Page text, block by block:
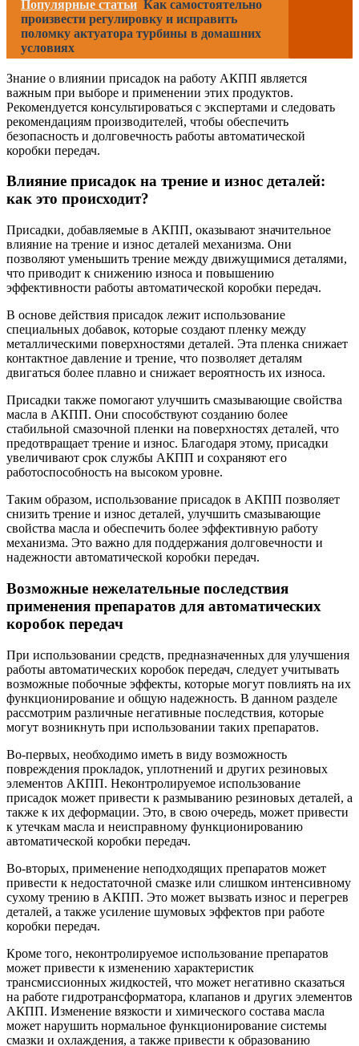
Популярные статьи Как самостоятельно
произвести регулировку и исправить
поломку актуатора турбины в домашних
условиях
Знание о влиянии присадок на работу АКПП является
важным при выборе и применении этих продуктов.
Рекомендуется консультироваться с экспертами и следовать
рекомендациям производителей, чтобы обеспечить
безопасность и долговечность работы автоматической
коробки передач.
Влияние присадок на трение и износ деталей:
как это происходит?
Присадки, добавляемые в АКПП, оказывают значительное
влияние на трение и износ деталей механизма. Они
позволяют уменьшить трение между движущимися деталями,
что приводит к снижению износа и повышению
эффективности работы автоматической коробки передач.
В основе действия присадок лежит использование
специальных добавок, которые создают пленку между
металлическими поверхностями деталей. Эта пленка снижает
контактное давление и трение, что позволяет деталям
двигаться более плавно и снижает вероятность их износа.
Присадки также помогают улучшить смазывающие свойства
масла в АКПП. Они способствуют созданию более
стабильной смазочной пленки на поверхностях деталей, что
предотвращает трение и износ. Благодаря этому, присадки
увеличивают срок службы АКПП и сохраняют его
работоспособность на высоком уровне.
Таким образом, использование присадок в АКПП позволяет
снизить трение и износ деталей, улучшить смазывающие
свойства масла и обеспечить более эффективную работу
механизма. Это важно для поддержания долговечности и
надежности автоматической коробки передач.
Возможные нежелательные последствия
применения препаратов для автоматических
коробок передач
При использовании средств, предназначенных для улучшения
работы автоматических коробок передач, следует учитывать
возможные побочные эффекты, которые могут повлиять на их
функционирование и общую надежность. В данном разделе
рассмотрим различные негативные последствия, которые
могут возникнуть при использовании таких препаратов.
Во-первых, необходимо иметь в виду возможность
повреждения прокладок, уплотнений и других резиновых
элементов АКПП. Неконтролируемое использование
присадок может привести к размыванию резиновых деталей, а
также к их деформации. Это, в свою очередь, может привести
к утечкам масла и неисправному функционированию
автоматической коробки передач.
Во-вторых, применение неподходящих препаратов может
привести к недостаточной смазке или слишком интенсивному
сухому трению в АКПП. Это может вызвать износ и перегрев
деталей, а также усиление шумовых эффектов при работе
коробки передач.
Кроме того, неконтролируемое использование препаратов
может привести к изменению характеристик
трансмиссионных жидкостей, что может негативно сказаться
на работе гидротрансформатора, клапанов и других элементов
АКПП. Изменение вязкости и химического состава масла
может нарушить нормальное функционирование системы
смазки и охлаждения, а также привести к образованию